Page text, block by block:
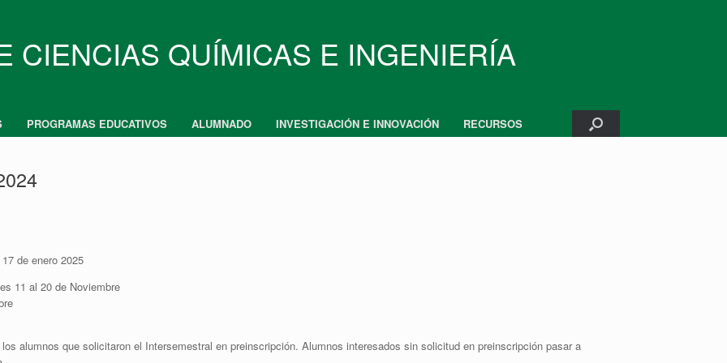
CIENCIAS QUÍMICAS E INGENIERÍA
PROGRAMAS EDUCATIVOS ALUMNADO INVESTIGACIÓN E INNOVACIÓN RECURSOS
de enero 2025
11 al 20 de Noviembre
alumnos que solicitaron el Intersemestral en preinscripción. Alumnos interesados sin solicitud en preinscripción pasar a